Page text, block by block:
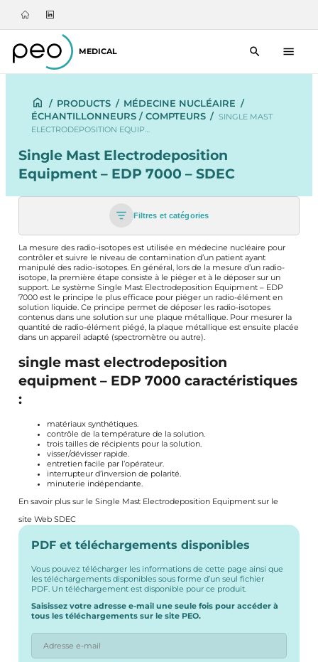
MEDICAL
/ PRODUCTS / MÉDECINE NUCLÉAIRE /
ÉCHANTILLONNEURS / COMPTEURS / SINGLE MAST
ELECTRODEPOSITION EQUIP…
Single Mast Electrodeposition
Equipment – EDP 7000 – SDEC
Filtres et catégories
La mesure des radio-isotopes est utilisée en médecine nucléaire pour
contrôler et suivre le niveau de contamination d’un patient ayant
manipulé des radio-isotopes. En général, lors de la mesure d’un radio-
isotope, la première étape consiste à le piéger et à le déposer sur un
support. Le système Single Mast Electrodeposition Equipment – EDP
7000 est le principe le plus efficace pour piéger un radio-élément en
solution liquide. Ce principe permet de déposer les radio-isotopes
contenus dans une solution sur une plaque métallique. Pour mesurer la
quantité de radio-élément piégé, la plaque métallique est ensuite placée
dans un appareil adapté (spectromètre ou autre).
single mast electrodeposition
equipment – EDP 7000 caractéristiques
:
matériaux synthétiques.
contrôle de la température de la solution.
trois tailles de récipients pour la solution.
visser/dévisser rapide.
entretien facile par l’opérateur.
interrupteur d’inversion de polarité.
minuterie indépendante.
En savoir plus sur le Single Mast Electrodeposition Equipment sur le
site Web SDEC
PDF et téléchargements disponibles
Vous pouvez télécharger les informations de cette page ainsi que
les téléchargements disponibles sous forme d’un seul fichier
PDF. Un téléchargement est disponible pour ce produit.
Saisissez votre adresse e-mail une seule fois pour accéder à
tous les téléchargements sur le site PEO.